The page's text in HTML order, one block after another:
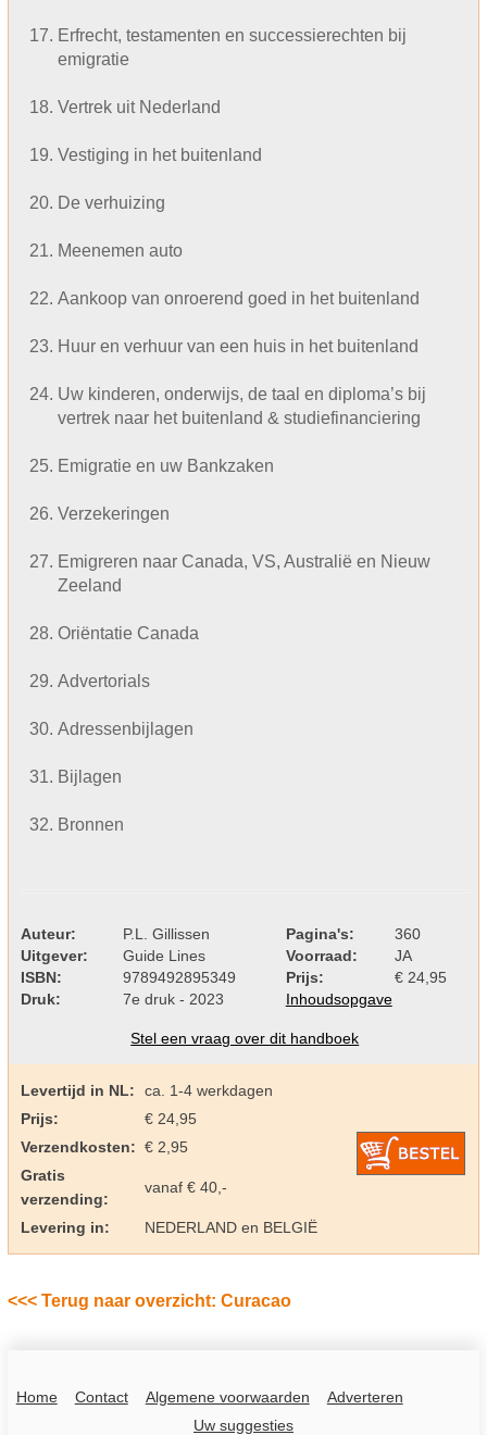
Erfrecht, testamenten en successierechten bij
emigratie
Vertrek uit Nederland
Vestiging in het buitenland
De verhuizing
Meenemen auto
Aankoop van onroerend goed in het buitenland
Huur en verhuur van een huis in het buitenland
Uw kinderen, onderwijs, de taal en diploma’s bij
vertrek naar het buitenland & studiefinanciering
Emigratie en uw Bankzaken
Verzekeringen
Emigreren naar Canada, VS, Australië en Nieuw
Zeeland
Oriëntatie Canada
Advertorials
Adressenbijlagen
Bijlagen
Bronnen
Auteur: P.L. Gillissen Pagina's:
360
Uitgever:
Guide Lines Voorraad:
JA
ISBN:
9789492895349 Prijs:
€ 24,95
Druk:
7e druk - 2023 Inhoudsopgave
Stel een vraag over dit handboek
Levertijd in NL:
ca. 1-4 werkdagen
Prijs:
€ 24,95
Verzendkosten: € 2,95
Gratis
verzending:
vanaf € 40,-
Levering in: NEDERLAND en BELGIË
<<< Terug naar overzicht: Curacao
Home Contact
Algemene voorwaarden
Uw suggesties
Adverteren